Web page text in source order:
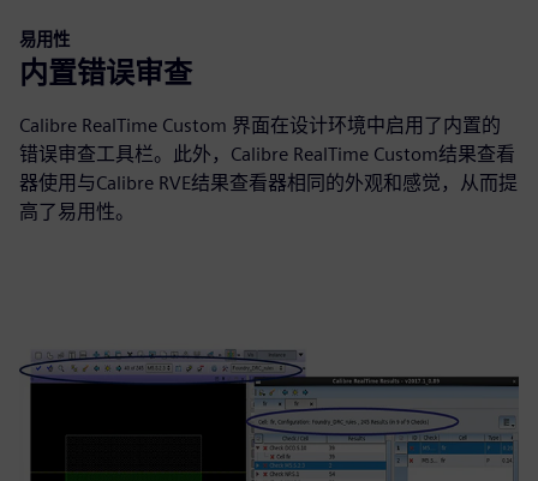
易用性
内置错误审查
Calibre RealTime Custom 界面在设计环境中启用了内置的
错误审查工具栏。此外，Calibre RealTime Custom结果查看
器使用与Calibre RVE结果查看器相同的外观和感觉，从而提
高了易用性。